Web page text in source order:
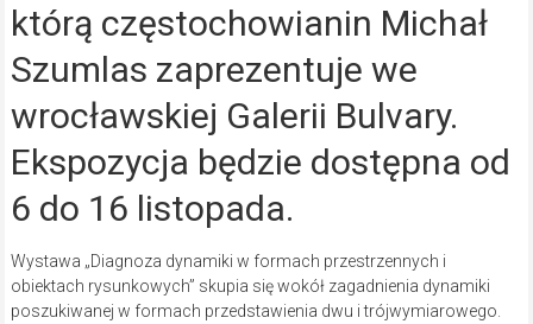
którą częstochowianin Michał
Szumlas zaprezentuje we
wrocławskiej Galerii Bulvary.
Ekspozycja będzie dostępna od
6 do 16 listopada.
Wystawa „Diagnoza dynamiki w formach przestrzennych i
obiektach rysunkowych” skupia się wokół zagadnienia dynamiki
poszukiwanej w formach przedstawienia dwu i trójwymiarowego.